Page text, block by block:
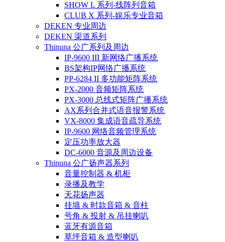
SHOW L 系列-线阵列音箱
CLUB X 系列-娱乐专业音箱
DEKEN 专业周边
DEKEN 渠道系列
Thinuna 公广系列及周边
IP-9600 III 新网络广播系统
BS架构IP网络广播系统
PP-6284 II 多功能矩阵系统
PX-2000 音频矩阵系统
PX-3000 总线式矩阵广播系统
AX系列合并式语音报警系统
VX-8000 集成语音疏导系统
IP-9600 网络音频管理系统
定压功率放大器
DC-6000 音源及周边设备
Thinuna 公广扬声器系列
音量控制器 & 机柜
录播及教学
天花扬声器
挂墙 & 时款音箱 & 音柱
号角 & 投射 & 吊挂喇叭
蓝牙有源音箱
草坪音箱 & 造型喇叭